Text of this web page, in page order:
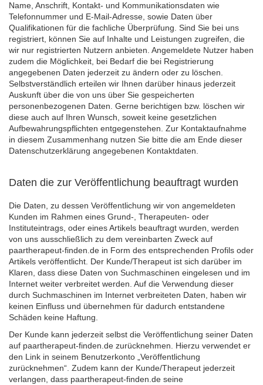
Name, Anschrift, Kontakt- und Kommunikationsdaten wie
Telefonnummer und E-Mail-Adresse, sowie Daten über
Qualifikationen für die fachliche Überprüfung. Sind Sie bei uns
registriert, können Sie auf Inhalte und Leistungen zugreifen, die
wir nur registrierten Nutzern anbieten. Angemeldete Nutzer haben
zudem die Möglichkeit, bei Bedarf die bei Registrierung
angegebenen Daten jederzeit zu ändern oder zu löschen.
Selbstverständlich erteilen wir Ihnen darüber hinaus jederzeit
Auskunft über die von uns über Sie gespeicherten
personenbezogenen Daten. Gerne berichtigen bzw. löschen wir
diese auch auf Ihren Wunsch, soweit keine gesetzlichen
Aufbewahrungspflichten entgegenstehen. Zur Kontaktaufnahme
in diesem Zusammenhang nutzen Sie bitte die am Ende dieser
Datenschutzerklärung angegebenen Kontaktdaten.
Daten die zur Veröffentlichung beauftragt wurden
Die Daten, zu dessen Veröffentlichung wir von angemeldeten
Kunden im Rahmen eines Grund-, Therapeuten- oder
Instituteintrags, oder eines Artikels beauftragt wurden, werden
von uns ausschließlich zu dem vereinbarten Zweck auf
paartherapeut-finden.de in Form des entsprechenden Profils oder
Artikels veröffentlicht. Der Kunde/Therapeut ist sich darüber im
Klaren, dass diese Daten von Suchmaschinen eingelesen und im
Internet weiter verbreitet werden. Auf die Verwendung dieser
durch Suchmaschinen im Internet verbreiteten Daten, haben wir
keinen Einfluss und übernehmen für dadurch entstandene
Schäden keine Haftung.
Der Kunde kann jederzeit selbst die Veröffentlichung seiner Daten
auf paartherapeut-finden.de zurücknehmen. Hierzu verwendet er
den Link in seinem Benutzerkonto „Veröffentlichung
zurücknehmen“. Zudem kann der Kunde/Therapeut jederzeit
verlangen, dass paartherapeut-finden.de seine